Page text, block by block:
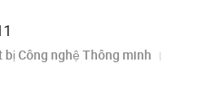
bị Công nghệ Thông minh